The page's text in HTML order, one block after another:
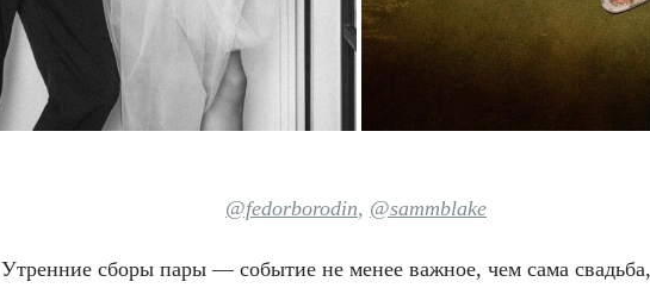
@fedorborodin, @sammblake
Утренние сборы пары — событие не менее важное, чем сама свадьба,